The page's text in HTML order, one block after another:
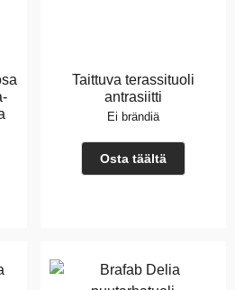
Taittuva terassituoli
antrasiitti
Ei brändiä
Osta täältä